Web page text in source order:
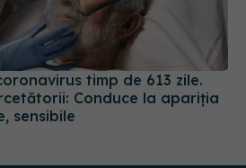
timp de 613 zile.
Conduce la apariția
sensibile